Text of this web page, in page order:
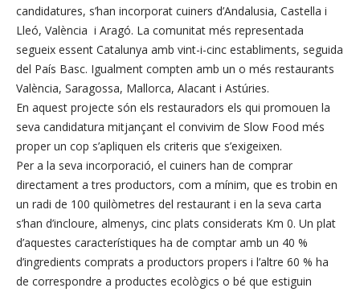
candidatures, s’han incorporat cuiners d’Andalusia, Castella i
Lleó, València i Aragó. La comunitat més representada
segueix essent Catalunya amb vint-i-cinc establiments, seguida
del País Basc. Igualment compten amb un o més restaurants
València, Saragossa, Mallorca, Alacant i Astúries.
En aquest projecte són els restauradors els qui promouen la
seva candidatura mitjançant el convivim de Slow Food més
proper un cop s’apliquen els criteris que s’exigeixen.
Per a la seva incorporació, el cuiners han de comprar
directament a tres productors, com a mínim, que es trobin en
un radi de 100 quilòmetres del restaurant i en la seva carta
s’han d’incloure, almenys, cinc plats considerats Km 0. Un plat
d’aquestes característiques ha de comptar amb un 40 %
d’ingredients comprats a productors propers i l’altre 60 % ha
de correspondre a productes ecològics o bé que estiguin